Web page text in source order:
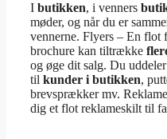
I butikken, i venners
møder, og når du er
vennerne. Flyers – En flot
brochure kan tiltrække
og øge dit salg. Du
til kunder i butikken,
brevsprækker mv.
dig et flot reklameskilt til